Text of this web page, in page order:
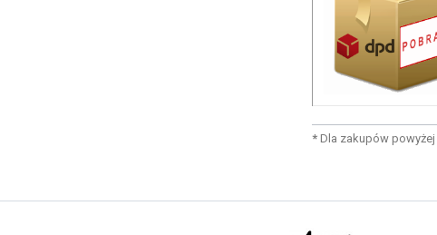
*Dla zakupów powyżej